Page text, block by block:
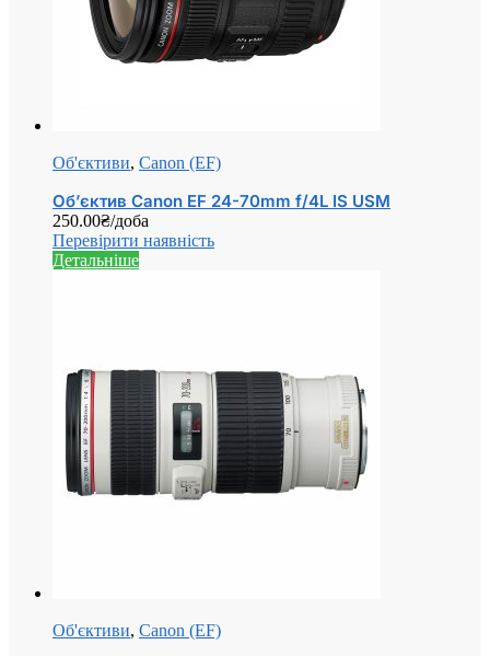
Об'єктиви, Canon (EF)
Об’єктив Canon EF 24-70mm f/4L IS USM
250.00₴/доба
Перевірити наявність
Детальніше
Об'єктиви, Canon (EF)